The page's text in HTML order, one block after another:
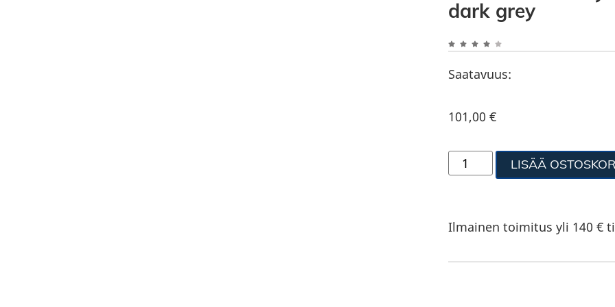
dark grey
Saatavuus:
101,00 €
LISÄÄ
Ilmainen toimitus yli 140 €